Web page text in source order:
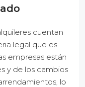
cuentan
legal que es
empresas están
y de los cambios
lo